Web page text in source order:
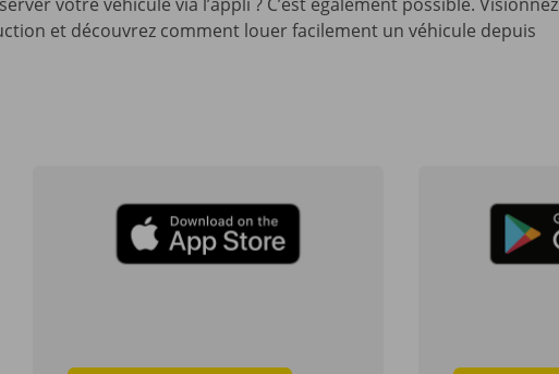
votre véhicule via l’appli ? C’est également possible. Visionnez
et découvrez comment louer facilement un véhicule depuis